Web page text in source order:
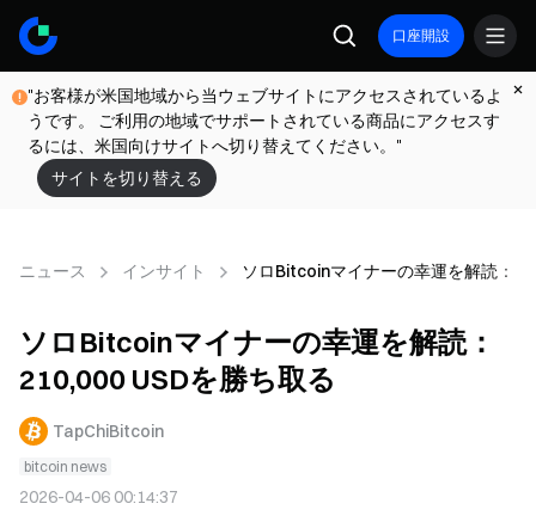
口座開設
"お客様が米国地域から当ウェブサイトにアクセスされているよ
うです。 ご利用の地域でサポートされている商品にアクセスす
るには、米国向けサイトへ切り替えてください。"
サイトを切り替える
ニュース インサイト ソロBitcoinマイナーの幸運を解読：
ソロBitcoinマイナーの幸運を解読：
210,000 USDを勝ち取る
TapChiBitcoin
bitcoin news
2026-04-06 00:14:37